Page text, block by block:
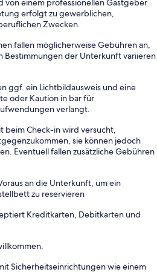
von einem professionellen Gastgeber
erfolgt zu gewerblichen,
Zwecken.
fallen möglicherweise Gebühren an,
Bestimmungen der Unterkunft variieren
ggf. ein Lichtbildausweis und eine
oder Kaution in bar für
verlangt.
beim Check-in wird versucht,
sie können jedoch
Eventuell fallen zusätzliche Gebühren
an die Unterkunft, um ein
zu reservieren
Kreditkarten, Debitkarten und
Sicherheitseinrichtungen wie einem